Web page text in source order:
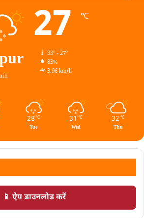
27 ℃
33º - 27º
83%
3.96 km/h
28 ℃
Tue
31 ℃
Wed
32 ℃
Thu
📱 ऐप डाउनलोड करें